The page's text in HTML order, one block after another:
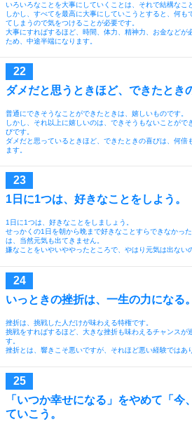
いろいろなことを大事にしていくことは、それで結構なこ
しかし、すべてを最高に大事にしていこうとすると、何も
てしまうので気をつけることが必要です。
大事にすればするほど、時間、体力、精神力、お金などが
ため、中途半端になります。
ダメだと思うときほど、できたとき
普通にできそうなことができたときは、嬉しいものです。
しかし、それ以上に嬉しいのは、できそうもないことがで
びです。
ダメだと思っているときほど、できたときの喜びは、何倍
ます。
1日に1つは、好きなことをしよう。
1日に1つは、好きなことをしましょう。
せっかくの1日を朝から晩まで好きなことすらできなかっ
は、当然元気も出てきません。
嫌なことをいやいややったところで、やはり元気は出ない
いっときの挫折は、一生の力になる。
挫折は、挑戦した人だけが味わえる特権です。
挑戦をすればするほど、大きな挫折も味わえるチャンスが
す。
挫折とは、響きこそ悪いですが、それほど悪い経験ではあ
「いつか幸せになる」をやめて「今
ていこう。